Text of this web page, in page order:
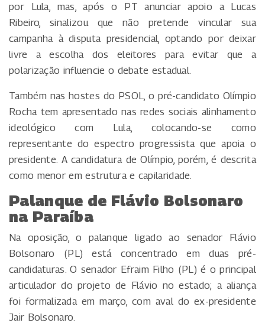
por Lula, mas, após o PT anunciar apoio a Lucas
Ribeiro, sinalizou que não pretende vincular sua
campanha à disputa presidencial, optando por deixar
livre a escolha dos eleitores para evitar que a
polarização influencie o debate estadual.
Também nas hostes do PSOL, o pré-candidato Olímpio
Rocha tem apresentado nas redes sociais alinhamento
ideológico com Lula, colocando-se como
representante do espectro progressista que apoia o
presidente. A candidatura de Olímpio, porém, é descrita
como menor em estrutura e capilaridade.
Palanque de Flávio Bolsonaro
na Paraíba
Na oposição, o palanque ligado ao senador Flávio
Bolsonaro (PL) está concentrado em duas pré-
candidaturas. O senador Efraim Filho (PL) é o principal
articulador do projeto de Flávio no estado; a aliança
foi formalizada em março, com aval do ex-presidente
Jair Bolsonaro.